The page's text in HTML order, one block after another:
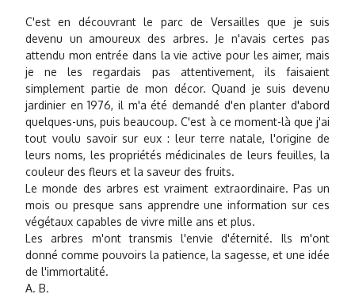
C'est en découvrant le parc de Versailles que je suis
devenu un amoureux des arbres. Je n'avais certes pas
attendu mon entrée dans la vie active pour les aimer, mais
je ne les regardais pas attentivement, ils faisaient
simplement partie de mon décor. Quand je suis devenu
jardinier en 1976, il m'a été demandé d'en planter d'abord
quelques-uns, puis beaucoup. C'est à ce moment-là que j'ai
tout voulu savoir sur eux : leur terre natale, l'origine de
leurs noms, les propriétés médicinales de leurs feuilles, la
couleur des fleurs et la saveur des fruits.
Le monde des arbres est vraiment extraordinaire. Pas un
mois ou presque sans apprendre une information sur ces
végétaux capables de vivre mille ans et plus.
Les arbres m'ont transmis l'envie d'éternité. Ils m'ont
donné comme pouvoirs la patience, la sagesse, et une idée
de l'immortalité.
A. B.